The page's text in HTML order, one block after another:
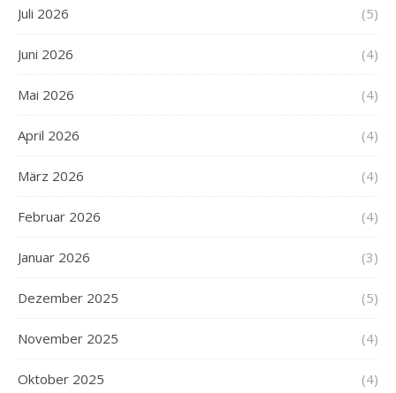
Juli 2026 (5)
Juni 2026 (4)
Mai 2026 (4)
April 2026 (4)
März 2026 (4)
Februar 2026 (4)
Januar 2026 (3)
Dezember 2025 (5)
November 2025 (4)
Oktober 2025 (4)